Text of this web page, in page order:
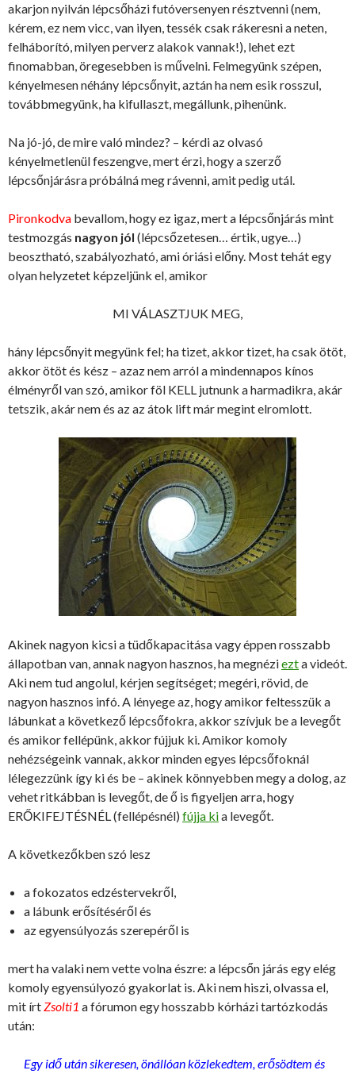
akarjon nyilván lépcsőházi futóversenyen résztvenni (nem,
kérem, ez nem vicc, van ilyen, tessék csak rákeresni a neten,
felháborító, milyen perverz alakok vannak!), lehet ezt
finomabban, öregesebben is művelni. Felmegyünk szépen,
kényelmesen néhány lépcsőnyit, aztán ha nem esik rosszul,
továbbmegyünk, ha kifullaszt, megállunk, pihenünk.
Na jó-jó, de mire való mindez? – kérdi az olvasó
kényelmetlenül feszengve, mert érzi, hogy a szerző
lépcsőnjárásra próbálná meg rávenni, amit pedig utál.
Pironkodva bevallom, hogy ez igaz, mert a lépcsőnjárás mint
testmozgás nagyon jól (lépcsőzetesen… értik, ugye…)
beosztható, szabályozható, ami óriási előny. Most tehát egy
olyan helyzetet képzeljünk el, amikor
MI VÁLASZTJUK MEG,
hány lépcsőnyit megyünk fel; ha tizet, akkor tizet, ha csak ötöt,
akkor ötöt és kész – azaz nem arról a mindennapos kínos
élményről van szó, amikor föl KELL jutnunk a harmadikra, akár
tetszik, akár nem és az az átok lift már megint elromlott.
Akinek nagyon kicsi a tüdőkapacitása vagy éppen rosszabb
állapotban van, annak nagyon hasznos, ha megnéziezta videót.
Aki nem tud angolul, kérjen segítséget; megéri, rövid, de
nagyon hasznos infó. A lényege az, hogy amikor feltesszük a
lábunkat a következő lépcsőfokra, akkor szívjuk be a levegőt
és amikor fellépünk, akkor fújjuk ki. Amikor komoly
nehézségeink vannak, akkor minden egyes lépcsőfoknál
lélegezzünk így ki és be – akinek könnyebben megy a dolog, az
vehet ritkábban is levegőt, de ő is figyeljen arra, hogy
ERŐKIFEJTÉSNÉL (fellépésnél) fújja kia levegőt.
A következőkben szó lesz
a fokozatos edzéstervekről,
a lábunk erősítéséről és
az egyensúlyozás szerepéről is
mert ha valaki nem vette volna észre: a lépcsőn járás egy elég
komoly egyensúlyozó gyakorlat is. Aki nem hiszi, olvassa el,
mit írtZsolti1 a fórumon egy hosszabb kórházi tartózkodás
után:
Egy idő után sikeresen, önállóan közlekedtem, erősödtem és